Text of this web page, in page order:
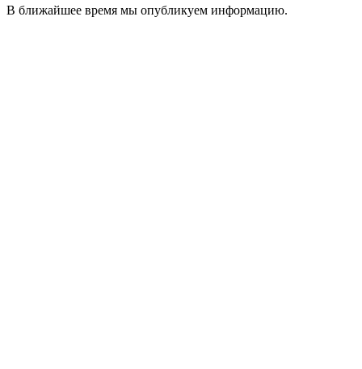
В ближайшее время мы опубликуем информацию.